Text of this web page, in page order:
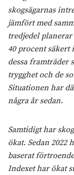
skogsägarnas
jämfört med
tredjedel planerar
40 procent
dessa framträder
trygghet och de
Situationen har
några år sedan.
Samtidigt har
ökat. Sedan 2022
baserat
Indexet har ökat